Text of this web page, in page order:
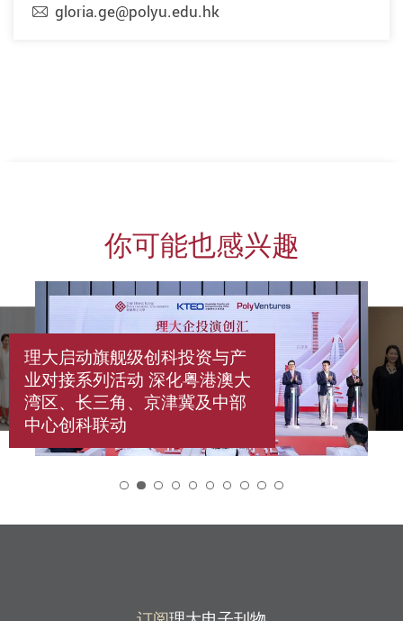
gloria.ge@polyu.edu.hk
你可能也感兴趣
理大启动旗舰级创科投资与产
业对接系列活动 深化粤港澳大
湾区、长三角、京津冀及中部
中心创科联动